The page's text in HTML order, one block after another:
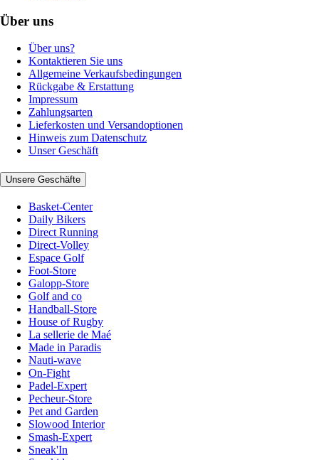
Über uns
Über uns?
Kontaktieren Sie uns
Allgemeine Verkaufsbedingungen
Rückgabe & Erstattung
Impressum
Zahlungsarten
Lieferkosten und Versandoptionen
Hinweis zum Datenschutz
Unser Geschäft
Unsere Geschäfte
Basket-Center
Daily Bikers
Direct Running
Direct-Volley
Espace Golf
Foot-Store
Galopp-Store
Golf and co
Handball-Store
House of Rugby
La sellerie de Maé
Made in Paradis
Nauti-wave
On-Fight
Padel-Expert
Pecheur-Store
Pet and Garden
Slowood Interior
Smash-Expert
Sneak'In